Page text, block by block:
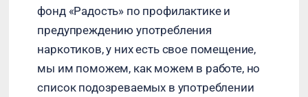
фонд «Радость» по профилактике и
предупреждению употребления
наркотиков, у них есть свое помещение,
мы им поможем, как можем в работе, но
список подозреваемых в употреблении